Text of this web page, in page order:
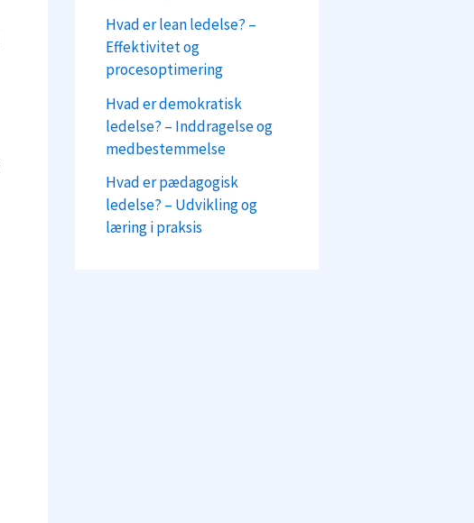
Hvad er lean ledelse? –
Effektivitet og
procesoptimering
Hvad er demokratisk
ledelse? – Inddragelse og
medbestemmelse
Hvad er pædagogisk
ledelse? – Udvikling og
læring i praksis